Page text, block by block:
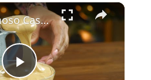
×
Café Cremoso Caseiro